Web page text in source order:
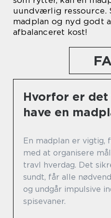
uundværlig ressource.
madplan og nyd godt
afbalanceret kost!
Hvorfor er
have en
En madplan er
med at organisere
travl hverdag. Det
sundt, får alle
og undgår impulsive
spisevaner.